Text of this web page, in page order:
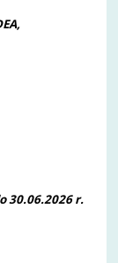
30.06.2026 r.